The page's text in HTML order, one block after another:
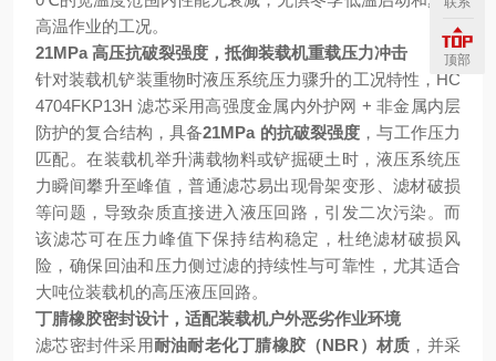
高温作业的工况。
21MPa 高压抗破裂强度，抵御装载机重载压力冲击
针对装载机铲装重物时液压系统压力骤升的工况特性，HC
4704FKP13H 滤芯采用高强度金属内外护网 + 非金属内层
防护的复合结构，具备21MPa 的抗破裂强度 ，与工作压力
匹配。在装载机举升满载物料或铲掘硬土时，液压系统压
力瞬间攀升至峰值，普通滤芯易出现骨架变形、滤材破损
等问题，导致杂质直接进入液压回路，引发二次污染。而
该滤芯可在压力峰值下保持结构稳定，杜绝滤材破损风
险，确保回油和压力侧过滤的持续性与可靠性，尤其适合
大吨位装载机的高压液压回路。
丁腈橡胶密封设计，适配装载机户外恶劣作业环境
滤芯密封件采用耐油耐老化丁腈橡胶（NBR）材质 ，并采
顶部